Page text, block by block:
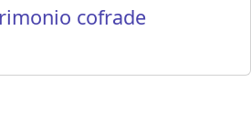
cofrade